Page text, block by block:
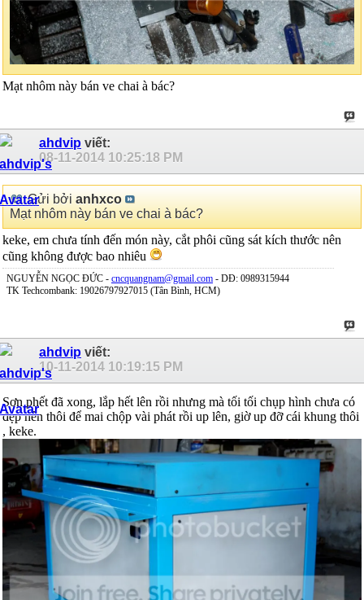
Mạt nhôm này bán ve chai à bác?
ahdvip viết:
08-11-2014 10:25:18 PM
Gửi bởi anhxco
Mạt nhôm này bán ve chai à bác?
keke, em chưa tính đến món này, cắt phôi cũng sát kích thước nên
cũng không được bao nhiêu
NGUYỄN NGỌC ĐỨC - cncquangnam@gmail.com - DĐ: 0989315944
TK Techcombank: 19026797927015 (Tân Bình, HCM)
ahdvip viết:
10-11-2014 10:19:15 PM
Sơn phết đã xong, lắp hết lên rồi nhưng mà tối tối chụp hình chưa có
đẹp nên thôi để mai chộp vài phát rồi up lên, giờ up đỡ cái khung thôi
, keke.